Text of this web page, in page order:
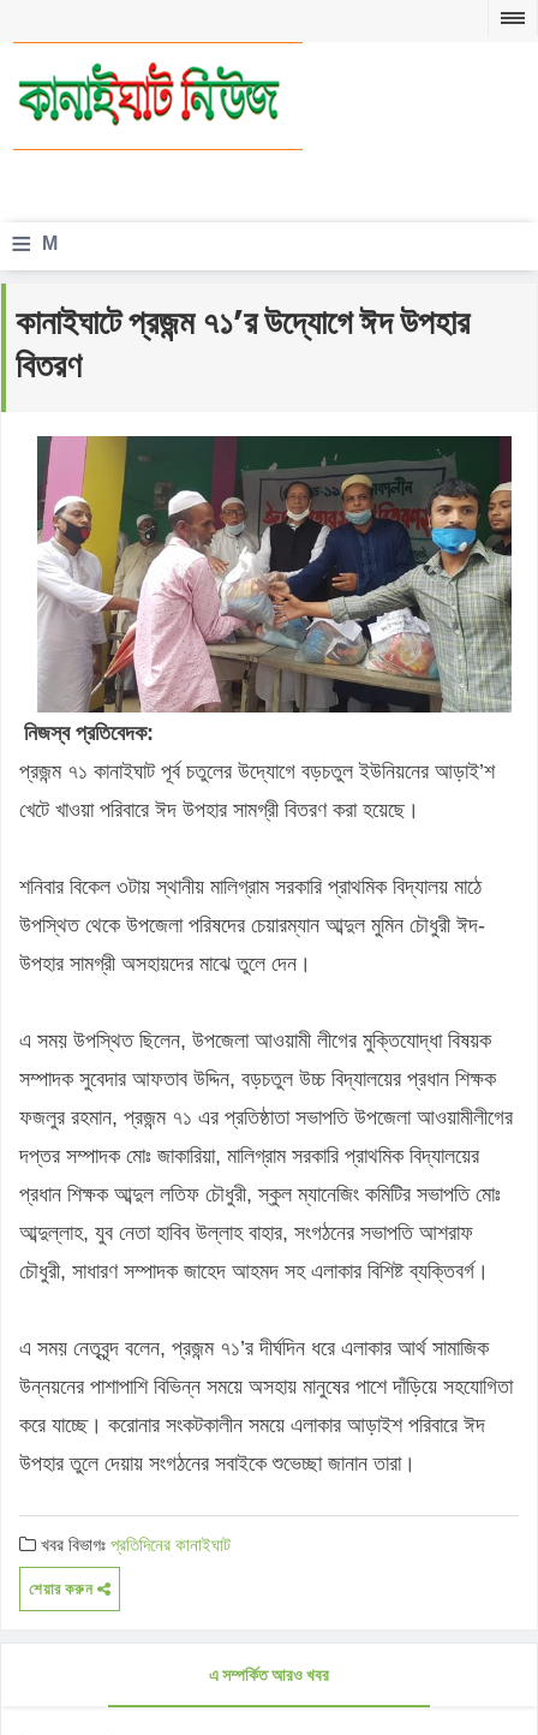
≡ M
n
u
কানাইঘাটে প্রজন্ম ৭১’র উদ্যোগে ঈদ উপহার
বিতরণ
নিজস্ব প্রতিবেদক:
প্রজন্ম ৭১ কানাইঘাট পূর্ব চতুলের উদ্যোগে বড়চতুল ইউনিয়নের আড়াই’শ
খেটে খাওয়া পরিবারে ঈদ উপহার সামগ্রী বিতরণ করা হয়েছে।
শনিবার বিকেল ৩টায় স্থানীয় মালিগ্রাম সরকারি প্রাথমিক বিদ্যালয় মাঠে
উপস্থিত থেকে উপজেলা পরিষদের চেয়ারম্যান আব্দুল মুমিন চৌধুরী ঈদ-
উপহার সামগ্রী অসহায়দের মাঝে তুলে দেন।
এ সময় উপস্থিত ছিলেন, উপজেলা আওয়ামী লীগের মুক্তিযোদ্ধা বিষয়ক
সম্পাদক সুবেদার আফতাব উদ্দিন, বড়চতুল উচ্চ বিদ্যালয়ের প্রধান শিক্ষক
ফজলুর রহমান, প্রজন্ম ৭১ এর প্রতিষ্ঠাতা সভাপতি উপজেলা আওয়ামীলীগের
দপ্তর সম্পাদক মোঃ জাকারিয়া, মালিগ্রাম সরকারি প্রাথমিক বিদ্যালয়ের
প্রধান শিক্ষক আব্দুল লতিফ চৌধুরী, স্কুল ম্যানেজিং কমিটির সভাপতি মোঃ
আব্দুল্লাহ, যুব নেতা হাবিব উল্লাহ বাহার, সংগঠনের সভাপতি আশরাফ
চৌধুরী, সাধারণ সম্পাদক জাহেদ আহমদ সহ এলাকার বিশিষ্ট ব্যক্তিবর্গ।
এ সময় নেতৃবৃন্দ বলেন, প্রজন্ম ৭১’র দীর্ঘদিন ধরে এলাকার আর্থ সামাজিক
উন্নয়নের পাশাপাশি বিভিন্ন সময়ে অসহায় মানুষের পাশে দাঁড়িয়ে সহযোগিতা
করে যাচ্ছে। করোনার সংকটকালীন সময়ে এলাকার আড়াইশ পরিবারে ঈদ
উপহার তুলে দেয়ায় সংগঠনের সবাইকে শুভেচ্ছা জানান তারা।
খবর বিভাগঃপ্রতিদিনের কানাইঘাট
শেয়ার করুন
এ সম্পর্কিত আরও খবর